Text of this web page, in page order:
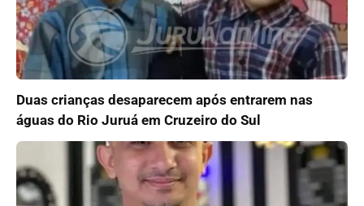
Duas crianças desaparecem após entrarem nas
águas do Rio Juruá em Cruzeiro do Sul